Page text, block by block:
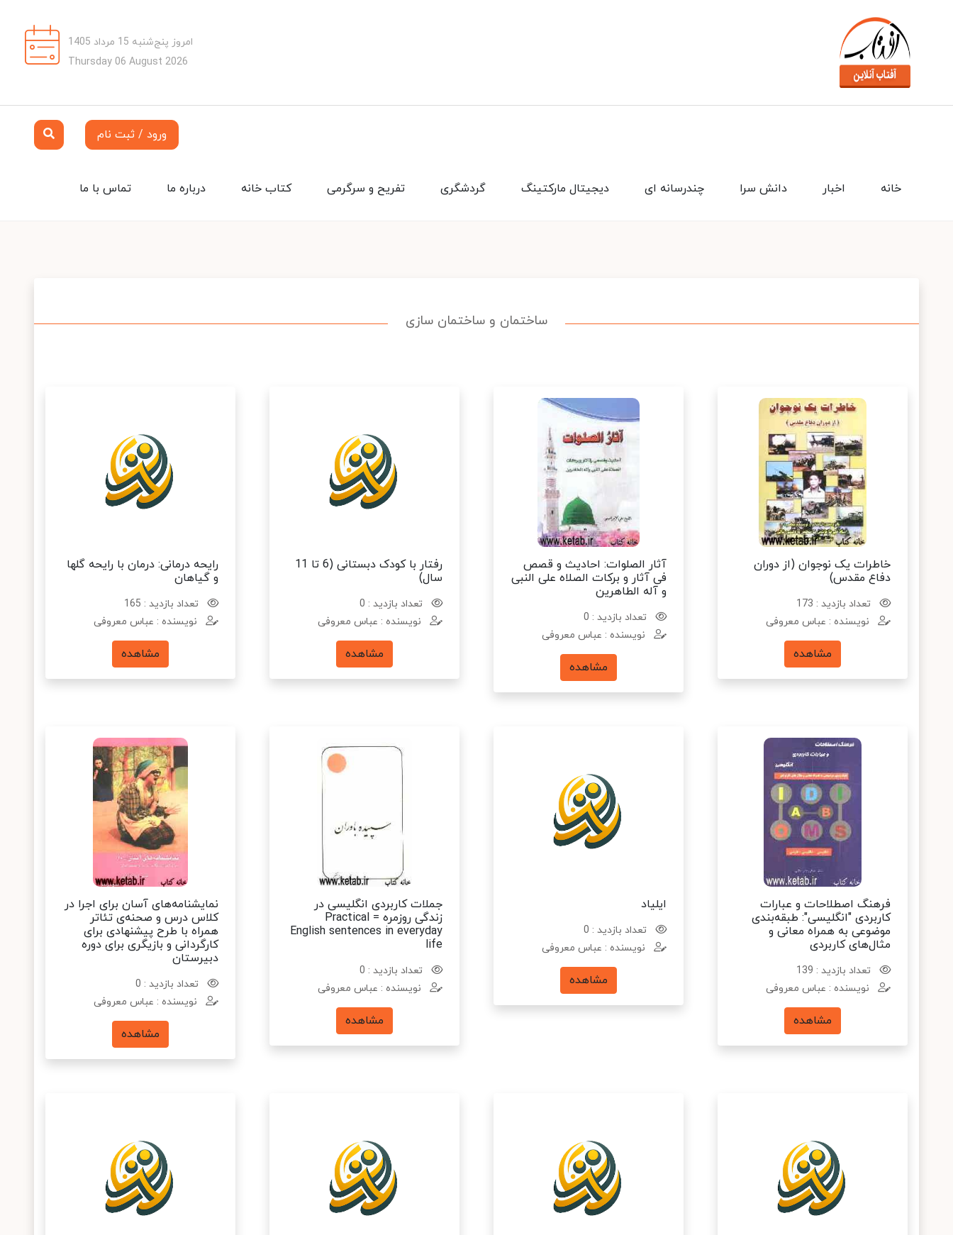
امروز پنج‌شنبه 15 مرداد 1405
Thursday 06 August 2026
ورود / ثبت نام
تماس با ما درباره ما کتاب خانه تفریح و سرگرمی گردشگری دیجیتال مارکتینگ چندرسانه ای دانش سرا اخبار خانه
ساختمان و ساختمان سازی
خاطرات یک نوجوان (از دوران
دفاع مقدس)
تعداد بازدید : 173
نویسنده : عباس معروفی
مشاهده
آثار الصلوات: احادیث و قصص
فی آثار و برکات الصلاه علی النبی
و آله الطاهرین
تعداد بازدید : 0
نویسنده : عباس معروفی
مشاهده
رفتار با کودک دبستانی (6 تا 11
سال)
تعداد بازدید : 0
نویسنده : عباس معروفی
مشاهده
رایحه درمانی: درمان با رایحه گلها
و گیاهان
تعداد بازدید : 165
نویسنده : عباس معروفی
مشاهده
فرهنگ اصطلاحات و عبارات
کاربردی "انگلیسی": طبقه‌بندی
موضوعی به همراه معانی و
مثال‌های کاربردی
تعداد بازدید : 139
نویسنده : عباس معروفی
مشاهده
ایلیاد
تعداد بازدید : 0
نویسنده : عباس معروفی
مشاهده
جملات کاربردی انگلیسی در
زندگی روزمره = Practical
English sentences in everyday
life
تعداد بازدید : 0
نویسنده : عباس معروفی
مشاهده
نمایشنامه‌های آسان برای اجرا در
کلاس درس و صحنه‌ی تئاتر
همراه با طرح پیشنهادی برای
کارگردانی و بازیگری برای دوره
دبیرستان
تعداد بازدید : 0
نویسنده : عباس معروفی
مشاهده